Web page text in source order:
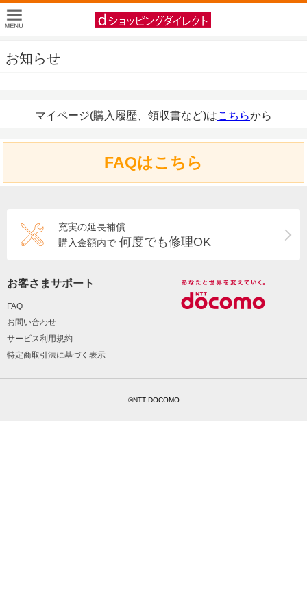
お知らせ
マイページ(購入履歴、領収書など)はこちらから
FAQはこちら
充実の延長補償
購入金額内で 何度でも修理OK
お客さまサポート
FAQ
お問い合わせ
サービス利用規約
特定商取引法に基づく表示
©NTT DOCOMO